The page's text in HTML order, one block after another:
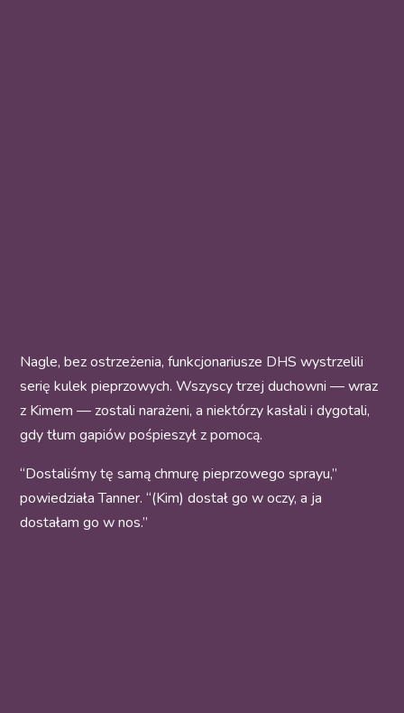
Nagle, bez ostrzeżenia, funkcjonariusze DHS wystrzelili
serię kulek pieprzowych. Wszyscy trzej duchowni — wraz
z Kimem — zostali narażeni, a niektórzy kasłali i dygotali,
gdy tłum gapiów pośpieszył z pomocą.
“Dostaliśmy tę samą chmurę pieprzowego sprayu,”
powiedziała Tanner. “(Kim) dostał go w oczy, a ja
dostałam go w nos.”